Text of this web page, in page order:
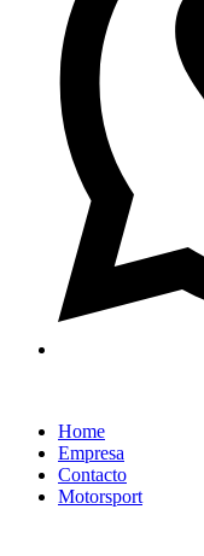
Home
Empresa
Contacto
Motorsport